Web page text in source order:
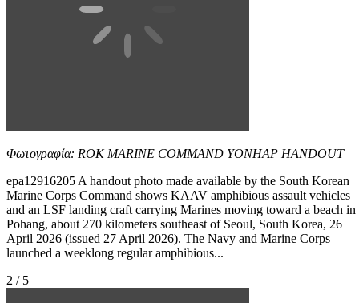
Φωτογραφία: ROK MARINE COMMAND YONHAP HANDOUT
epa12916205 A handout photo made available by the South Korean
Marine Corps Command shows KAAV amphibious assault vehicles
and an LSF landing craft carrying Marines moving toward a beach in
Pohang, about 270 kilometers southeast of Seoul, South Korea, 26
April 2026 (issued 27 April 2026). The Navy and Marine Corps
launched a weeklong regular amphibious...
2 / 5